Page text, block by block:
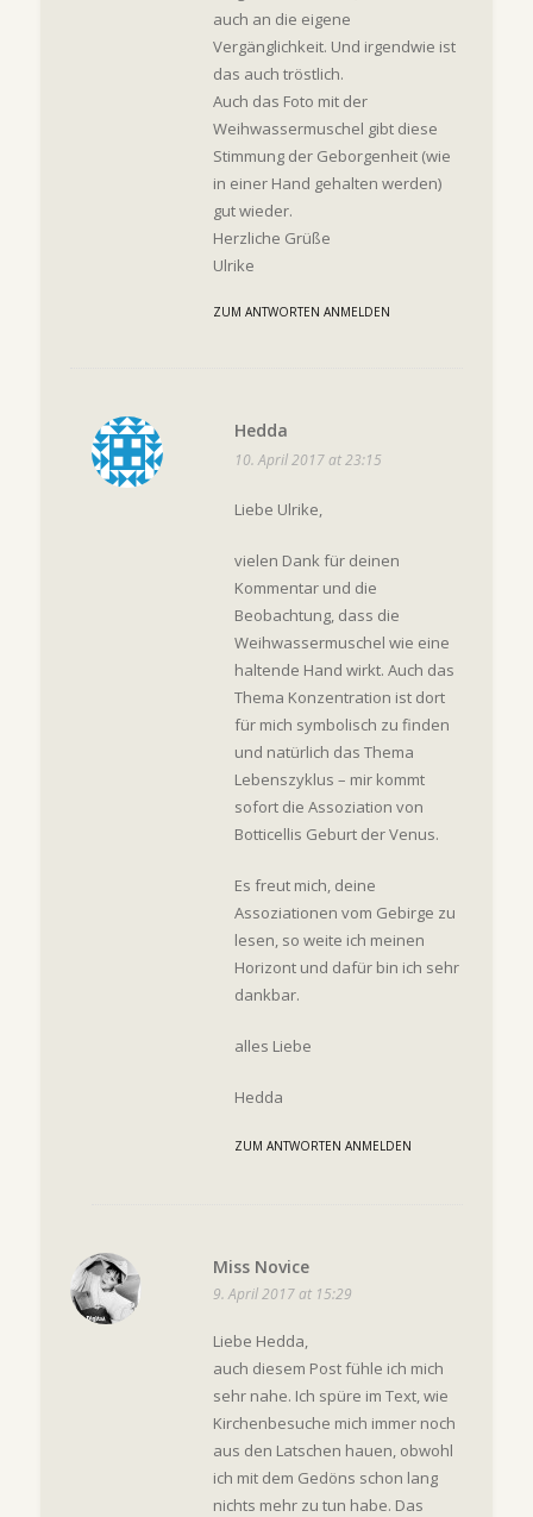
auch an die eigene
Vergänglichkeit. Und irgendwie ist
das auch tröstlich.
Auch das Foto mit der
Weihwassermuschel gibt diese
Stimmung der Geborgenheit (wie
in einer Hand gehalten werden)
gut wieder.
Herzliche Grüße
Ulrike
ZUM ANTWORTEN ANMELDEN
Hedda
10. April 2017 at 23:15
Liebe Ulrike,
vielen Dank für deinen
Kommentar und die
Beobachtung, dass die
Weihwassermuschel wie eine
haltende Hand wirkt. Auch das
Thema Konzentration ist dort
für mich symbolisch zu finden
und natürlich das Thema
Lebenszyklus – mir kommt
sofort die Assoziation von
Botticellis Geburt der Venus.
Es freut mich, deine
Assoziationen vom Gebirge zu
lesen, so weite ich meinen
Horizont und dafür bin ich sehr
dankbar.
alles Liebe
Hedda
ZUM ANTWORTEN ANMELDEN
Miss Novice
9. April 2017 at 15:29
Liebe Hedda,
auch diesem Post fühle ich mich
sehr nahe. Ich spüre im Text, wie
Kirchenbesuche mich immer noch
aus den Latschen hauen, obwohl
ich mit dem Gedöns schon lang
nichts mehr zu tun habe. Das